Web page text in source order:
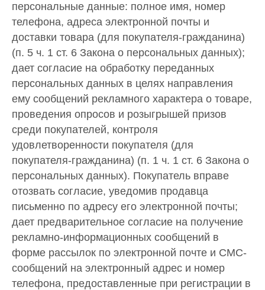
персональные данные: полное имя, номер
телефона, адреса электронной почты и
доставки товара (для покупателя-гражданина)
(п. 5 ч. 1 ст. 6 Закона о персональных данных);
дает согласие на обработку переданных
персональных данных в целях направления
ему сообщений рекламного характера о товаре,
проведения опросов и розыгрышей призов
среди покупателей, контроля
удовлетворенности покупателя (для
покупателя-гражданина) (п. 1 ч. 1 ст. 6 Закона о
персональных данных). Покупатель вправе
отозвать согласие, уведомив продавца
письменно по адресу его электронной почты;
дает предварительное согласие на получение
рекламно-информационных сообщений в
форме рассылок по электронной почте и СМС-
сообщений на электронный адрес и номер
телефона, предоставленные при регистрации в